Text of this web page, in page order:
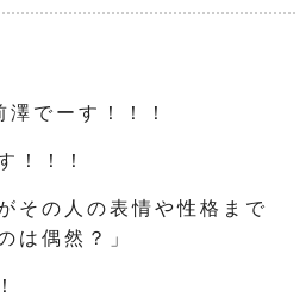
でーす！！！
！！！
その人の表情や性格まで
は偶然？」